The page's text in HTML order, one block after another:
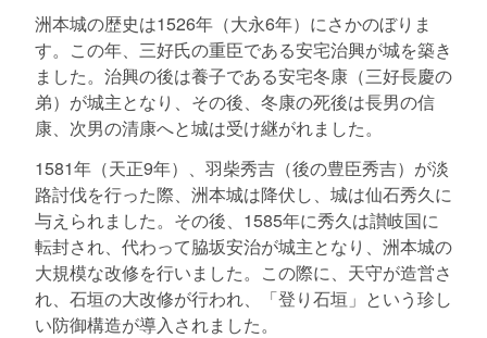
洲本城の歴史は1526年（大永6年）にさかのぼりま
す。この年、三好氏の重臣である安宅治興が城を築き
ました。治興の後は養子である安宅冬康（三好長慶の
弟）が城主となり、その後、冬康の死後は長男の信
康、次男の清康へと城は受け継がれました。
1581年（天正9年）、羽柴秀吉（後の豊臣秀吉）が淡
路討伐を行った際、洲本城は降伏し、城は仙石秀久に
与えられました。その後、1585年に秀久は讃岐国に
転封され、代わって脇坂安治が城主となり、洲本城の
大規模な改修を行いました。この際に、天守が造営さ
れ、石垣の大改修が行われ、「登り石垣」という珍し
い防御構造が導入されました。